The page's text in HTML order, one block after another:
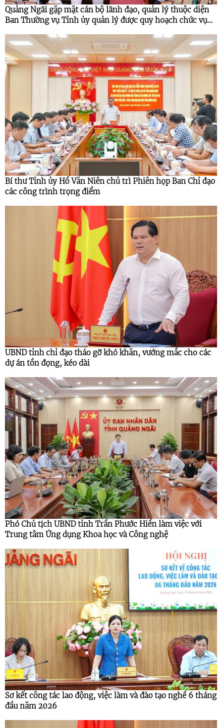
Quảng Ngãi gặp mặt cán bộ lãnh đạo, quản lý thuộc diện
Ban Thường vụ Tỉnh ủy quản lý được quy hoạch chức vụ
Bí thư Tỉnh ủy Hồ Văn Niên chủ trì Phiên họp Ban Chỉ đạo
các công trình trọng điểm
UBND tỉnh chỉ đạo tháo gỡ khó khăn, vướng mắc cho các
dự án tồn đọng, kéo dài
Phó Chủ tịch UBND tỉnh Trần Phước Hiền làm việc với
Trung tâm Ứng dụng Khoa học và Công nghệ
Sơ kết công tác lao động, việc làm và đào tạo nghề 6 tháng
đầu năm 2026